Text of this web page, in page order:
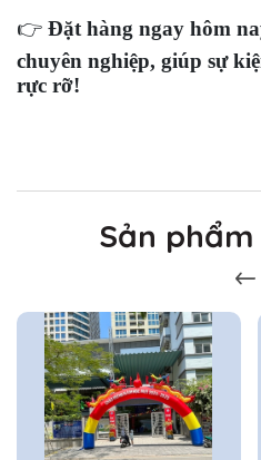
👉 Đặt hàng ngay hôm
chuyên nghiệp, giúp sự
rực rỡ!
Sản